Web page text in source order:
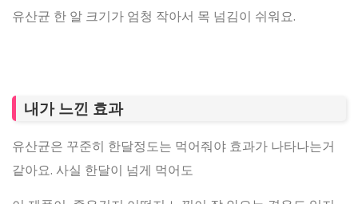
유산균 한 알 크기가 엄청 작아서 목 넘김이 쉬워요.
내가 느낀 효과
유산균은 꾸준히 한달정도는 먹어줘야 효과가 나타나는거
같아요. 사실 한달이 넘게 먹어도